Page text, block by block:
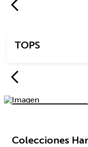
TOPS
EL
Colecciones